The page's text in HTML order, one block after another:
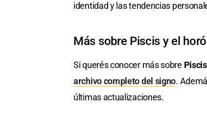
identidad y las tendencias
Más sobre Piscis y el
Si querés conocer más sobre Piscis
archivo completo del signo.
últimas actualizaciones.